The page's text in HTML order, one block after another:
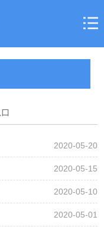
2020-05-20
2020-05-15
2020-05-10
2020-05-01